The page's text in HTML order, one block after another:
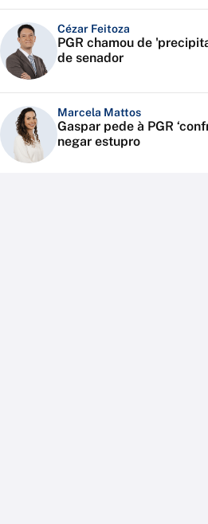
Cézar Feitoza
PGR chamou de
de senador
Marcela Mattos
Gaspar pede à PGR
negar estupro